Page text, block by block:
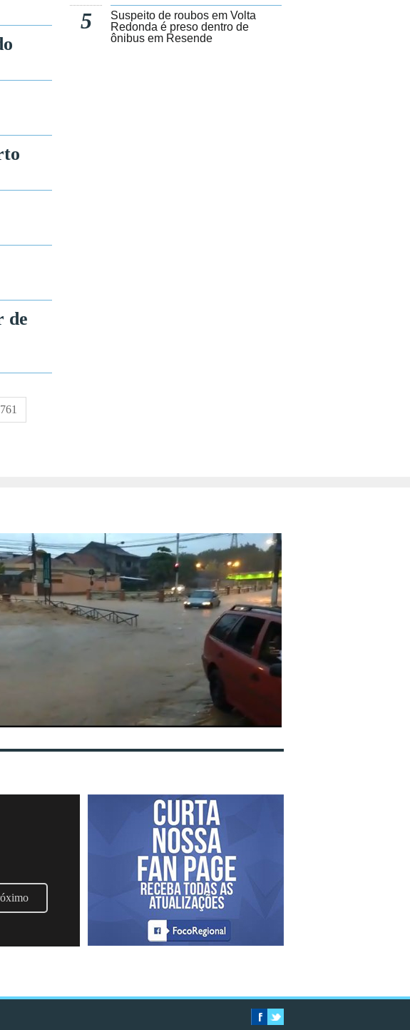
de
5
Suspeito de roubos em Volta
Redonda é preso dentro de
ônibus em Resende